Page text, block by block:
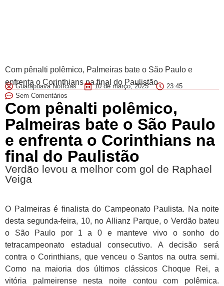
Com pênalti polêmico, Palmeiras bate o São Paulo e
enfrenta o Corinthians na final do Paulistão
Guarapuava Notícias 10 de março, 2025
23:45
Sem Comentários
Com pênalti polêmico,
Palmeiras bate o São Paulo
e enfrenta o Corinthians na
final do Paulistão
Verdão levou a melhor com gol de Raphael
Veiga
O Palmeiras é finalista do Campeonato Paulista. Na noite
desta segunda-feira, 10, no Allianz Parque, o Verdão bateu
o São Paulo por 1 a 0 e manteve vivo o sonho do
tetracampeonato estadual consecutivo. A decisão será
contra o Corinthians, que venceu o Santos na outra semi.
Como na maioria dos últimos clássicos Choque Rei, a
vitória palmeirense nesta noite contou com polêmica.